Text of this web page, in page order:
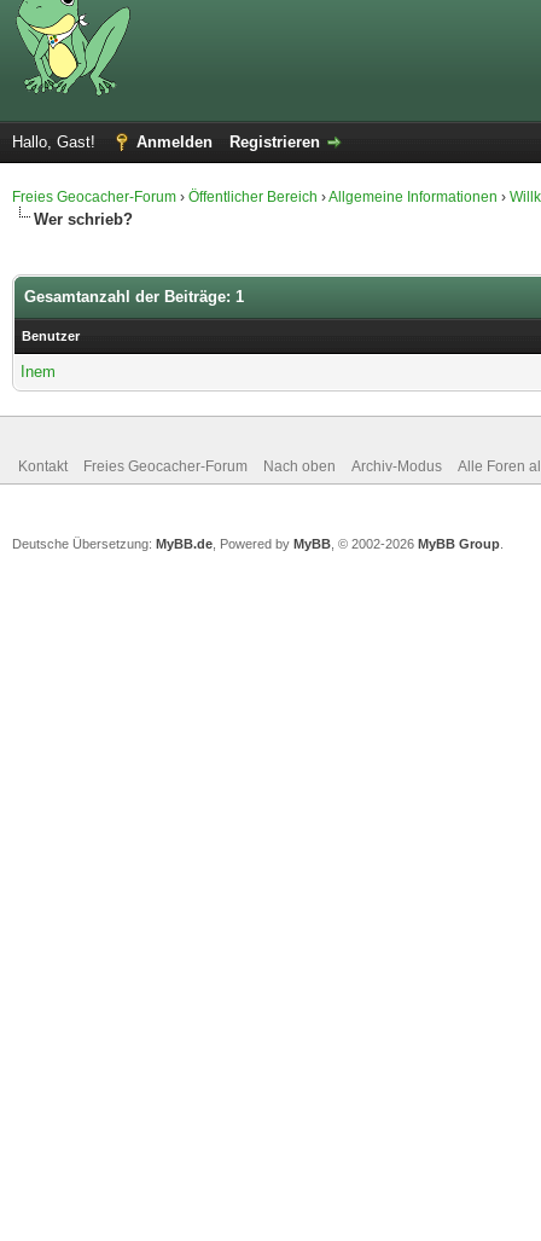
Hallo, Gast! Anmelden Registrieren
Freies Geocacher-Forum › Öffentlicher Bereich ›Allgemeine Informationen ›
Wer schrieb?
Gesamtanzahl der Beiträge: 1
Benutzer
Inem
Kontakt Freies Geocacher-Forum Nach oben Archiv-Modus Alle Foren
Deutsche Übersetzung: MyBB.de , Powered by MyBB , © 2002-2026 MyBB Group